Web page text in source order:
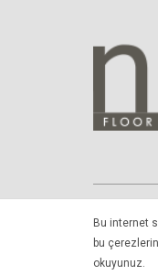
Bu internet
bu
okuyunuz.